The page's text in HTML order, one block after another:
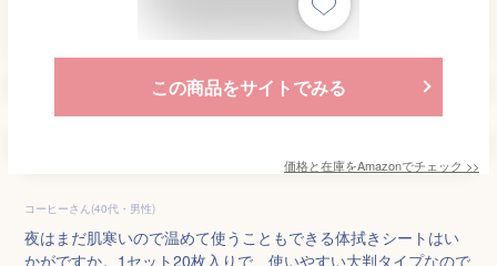
この商品をサイトでみる
価格と在庫をAmazonでチェック >>
コーヒーさん(40代・男性)
夜はまだ肌寒いので温めて使うこともできる体拭きシートはい
かがですか。1セット20枚入りで、使いやすい大判タイプなので